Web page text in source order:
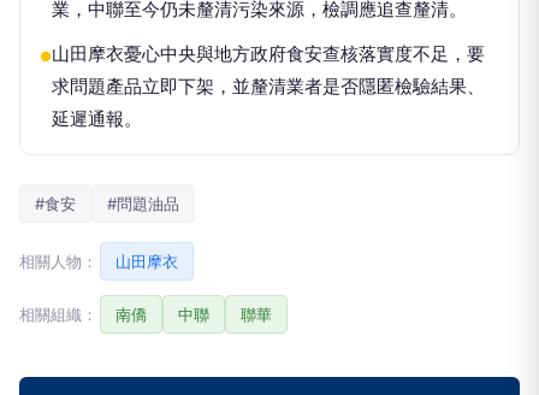
業，中聯至今仍未釐清污染來源，檢調應追查釐清。
●山田摩衣憂心中央與地方政府食安查核落實度不足，要
求問題產品立即下架，並釐清業者是否隱匿檢驗結果、
延遲通報。
#食安 #問題油品
相關人物： 山田摩衣
相關組織： 南僑 中聯 聯華